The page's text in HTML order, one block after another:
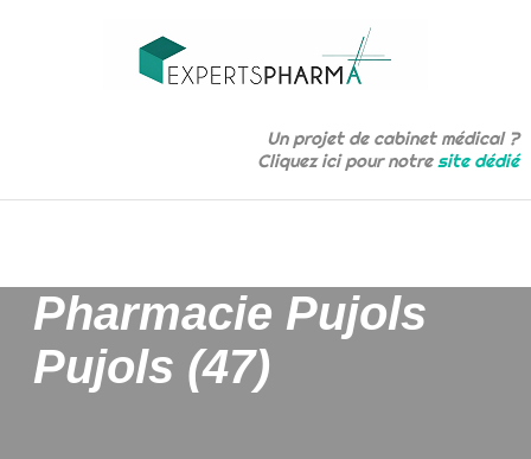
Un projet de cabinet médical ?
Cliquez ici pour notresite dédié
Pharmacie Pujols
Pujols (47)